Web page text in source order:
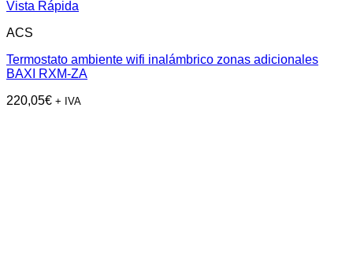
Vista Rápida
ACS
Termostato ambiente wifi inalámbrico zonas adicionales
BAXI RXM-ZA
220,05€ + IVA